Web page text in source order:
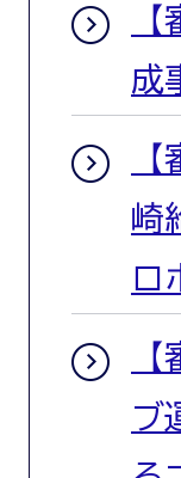
成
崎
ロ
ブ